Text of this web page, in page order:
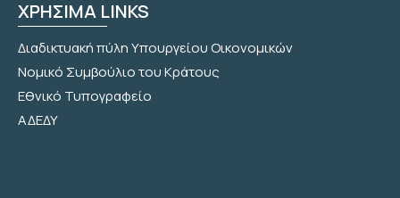
ΧΡΗΣΙΜΑ LINKS
Διαδικτυακή πύλη Υπουργείου Οικονομικών
Νομικό Συμβούλιο του Κράτους
Εθνικό Τυπογραφείο
ΑΔΕΔΥ